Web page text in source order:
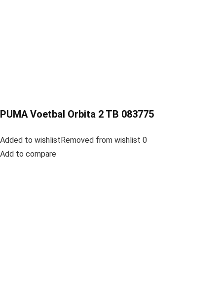
PUMA Voetbal Orbita 2 TB 083775
Added to wishlistRemoved from wishlist 0
Add to compare